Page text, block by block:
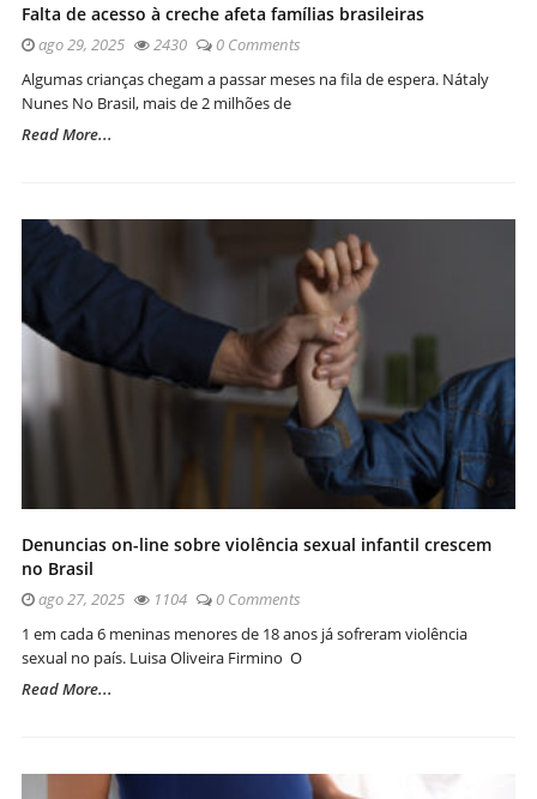
Falta de acesso à creche afeta famílias brasileiras
ago 29, 2025 2430
0 Comments
Algumas crianças chegam a passar meses na fila de espera. Nátaly
Nunes No Brasil, mais de 2 milhões de
Read More...
Denuncias on-line sobre violência sexual infantil crescem
no Brasil
ago 27, 2025 1104
0 Comments
1 em cada 6 meninas menores de 18 anos já sofreram violência
sexual no país. Luisa Oliveira Firmino O
Read More...